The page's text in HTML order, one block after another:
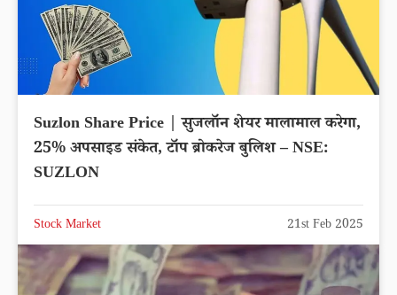
Suzlon Share Price | सुजलॉन शेयर मालामाल करेगा,
25% अपसाइड संकेत, टॉप ब्रोकरेज बुलिश – NSE:
SUZLON
Stock Market 21st Feb 2025